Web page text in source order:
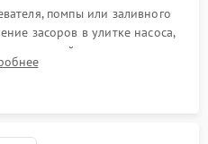
помпы или заливного
засоров в улитке насоса,
ремонт платы
поврежденной проводки.